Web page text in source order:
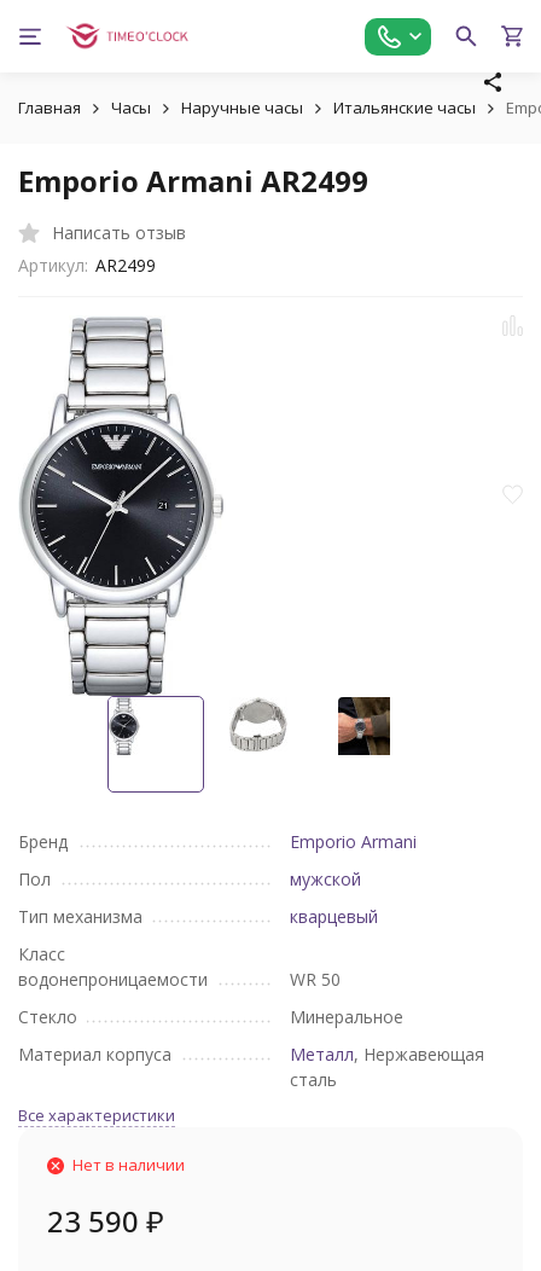
Главная Часы Наручные часы Итальянские часы
Emporio Armani AR2499
Написать отзыв
Артикул: AR2499
Бренд
Emporio Armani
Пол
мужской
Тип механизма
кварцевый
Класс
водонепроницаемости
WR 50
Стекло
Минеральное
Материал корпуса
Металл, Нержавеющая
сталь
Все характеристики
Нет в наличии
23 590 ₽